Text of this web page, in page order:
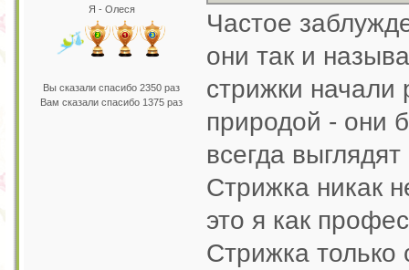
Я - Олеся
Вы сказали спасибо 2350 раз
Вам сказали спасибо 1375 раз
Частое
они так и
стрижки начали
природой - они
всегда
Стрижка никак
это я как
Стрижка только